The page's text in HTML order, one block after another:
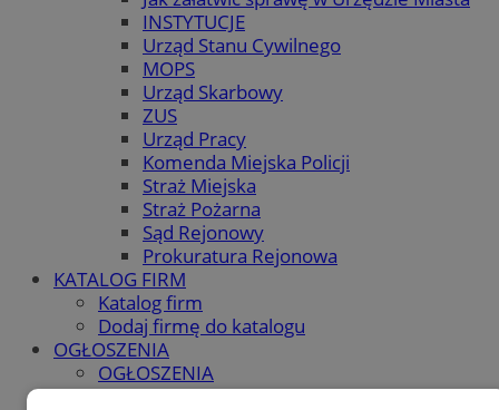
INSTYTUCJE
Urząd Stanu Cywilnego
MOPS
Urząd Skarbowy
ZUS
Urząd Pracy
Komenda Miejska Policji
Straż Miejska
Straż Pożarna
Sąd Rejonowy
Prokuratura Rejonowa
KATALOG FIRM
Katalog firm
Dodaj firmę do katalogu
OGŁOSZENIA
OGŁOSZENIA
Dodaj ogłoszenie